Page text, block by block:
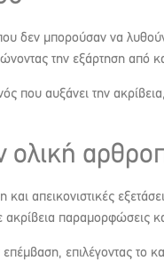
δεν μπορούσαν να
την εξάρτηση από
που αυξάνει την
ολική
απεικονιστικές
παραμορφώσεις
επιλέγοντας το